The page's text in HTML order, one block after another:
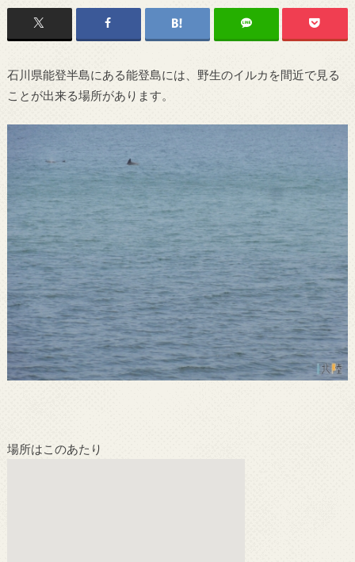
石川県能登半島にある能登島には、野生のイルカを間近で見る
ことが出来る場所があります。
場所はこのあたり